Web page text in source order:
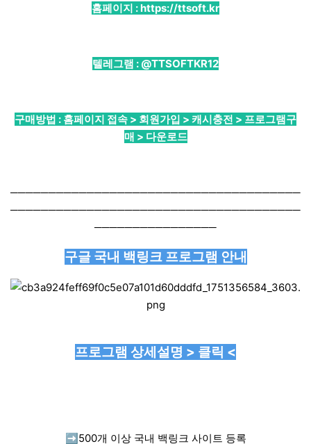
홈페이지 :https://ttsoft.kr
텔레그램 : @TTSOFTKR12
구매방법 : 홈페이지 접속 > 회원가입 > 캐시충전 > 프로그램구
매 > 다운로드
──────────────────────────────────────
──────────────────────────────────────
────────────────
구글 국내 백링크 프로그램 안내
프로그램 상세설명 > 클릭 <
➡️ 500개 이상 국내 백링크 사이트 등록